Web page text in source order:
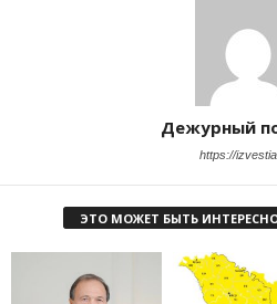
Дежурный
https://
ЭТО МОЖЕТ БЫТЬ